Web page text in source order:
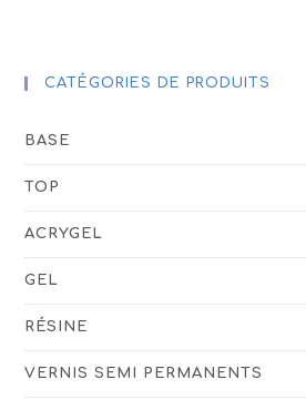
CATÉGORIES DE PRODUITS
BASE
TOP
ACRYGEL
GEL
RÉSINE
VERNIS SEMI PERMANENTS